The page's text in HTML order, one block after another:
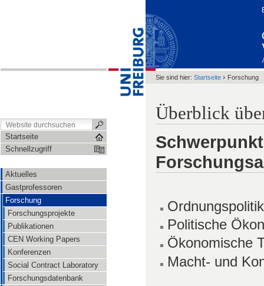
Startseite
Schnellzugriff
Aktuelles
Gastprofessoren
Forschung
Forschungsprojekte
Publikationen
CEN Working Papers
Konferenzen
Social Contract Laboratory
Forschungsdatenbank
Sie sind hier: Startseite › Forschung
Überblick
Politische
Ökonomische
Macht- und